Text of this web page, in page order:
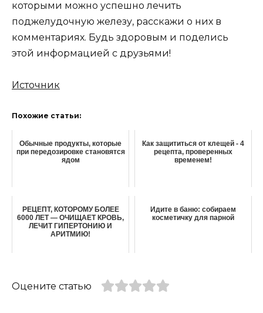
которыми можно успешно лечить
поджелудочную железу, расскажи о них в
комментариях. Будь здоровым и поделись
этой информацией с друзьями!
Источник
Похожие статьи:
Обычные продукты, которые
при передозировке становятся
ядом
Как защититься от клещей - 4
рецепта, проверенных
временем!
РЕЦЕПТ, КОТОРОМУ БОЛЕЕ
6000 ЛЕТ — ОЧИЩАЕТ КРОВЬ,
ЛЕЧИТ ГИПЕРТОНИЮ И
АРИТМИЮ!
Идите в баню: собираем
косметичку для парной
Оцените статью